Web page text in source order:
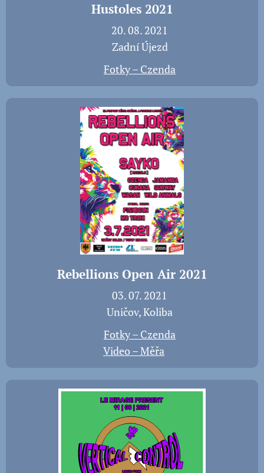
Hustoles 2021
📅 20. 08. 2021
📍 Zadní Újezd
Fotky – Czenda
Rebellions Open Air 2021
📅 03. 07. 2021
📍 Uničov, Koliba
Fotky – Czenda
Video – Měřa